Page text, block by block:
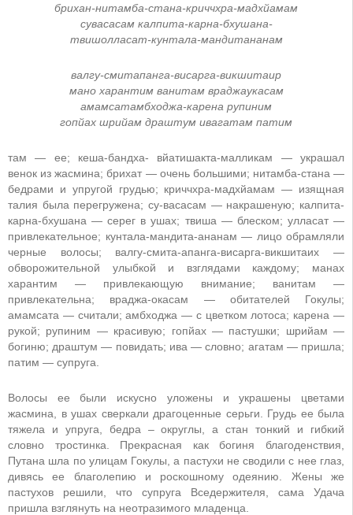
брихан-нитамба-стана-криччхра-мадхйамам
сувасасам калпита-карна-бхушана-
твишолласат-кунтала-мандитананам
валгу-смитапанга-висарга-викшитаир
мано харантим ванитам враджаукасам
амамсатамбходжа-карена рупиним
гопйах шрийам драштум ивагатам патим
там — ее; кеша-бандха- вйатишакта-малликам — украшал
венок из жасмина; брихат — очень большими; нитамба-стана —
бедрами и упругой грудью; криччхра-мадхйамам — изящная
талия была перегружена; су-васасам — накрашеную; калпита-
карна-бхушана — серег в ушах; твиша — блеском; улласат —
привлекательное; кунтала-мандита-ананам — лицо обрамляли
черные волосы; валгу-смита-апанга-висарга-викшитаих —
обворожительной улыбкой и взглядами каждому; манах
харантим — привлекающую внимание; ванитам —
привлекательна; враджа-окасам — обитателей Гокулы;
амамсата — считали; амбходжа — с цветком лотоса; карена —
рукой; рупиним — красивую; гопйах — пастушки; шрийам —
богиню; драштум — повидать; ива — словно; агатам — пришла;
патим — супруга.
Волосы ее были искусно уложены и украшены цветами
жасмина, в ушах сверкали драгоценные серьги. Грудь ее была
тяжела и упруга, бедра – округлы, а стан тонкий и гибкий
словно тростинка. Прекрасная как богиня благоденствия,
Путана шла по улицам Гокулы, а пастухи не сводили с нее глаз,
дивясь ее благолепию и роскошному одеянию. Жены же
пастухов решили, что супруга Вседержителя, сама Удача
пришла взглянуть на неотразимого младенца.